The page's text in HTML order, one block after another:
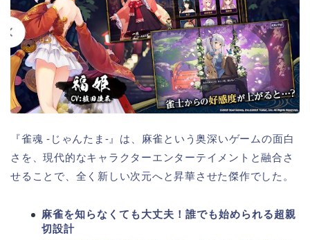
『雀魂 -じゃんたま-』は、麻雀という奥深いゲームの面白
さを、現代的なキャラクターエンターテイメントと融合さ
せることで、全く新しい次元へと昇華させた傑作でした。
麻雀を知らなくても大丈夫！誰でも始められる超親
切設計